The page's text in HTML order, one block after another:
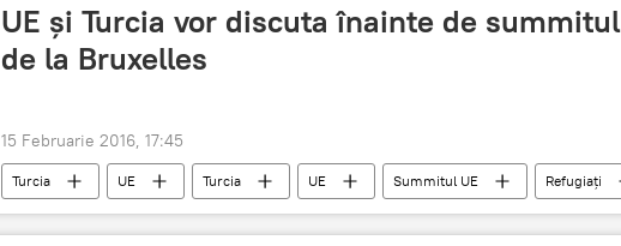
UE şi Turcia vor discuta înainte de summitul
de la Bruxelles
15 Februarie 2016, 17:45
Turcia UE Turcia UE Summitul UE Refugiaţi